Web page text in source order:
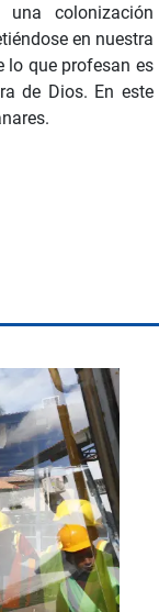
colonización
en nuestra
lo que profesan es
de Dios. En este